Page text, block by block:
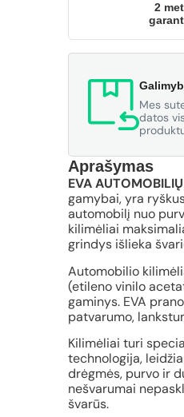
2
Mes
datos
Aprašymas
EVA
gamybai, yra
automobilį nuo
kilimėliai
grindys išlieka
Automobilio
(etileno vinilo
gaminys. EVA
patvarumo,
Kilimėliai turi
technologija,
drėgmės, purvo ir
nešvarumai
švarūs.